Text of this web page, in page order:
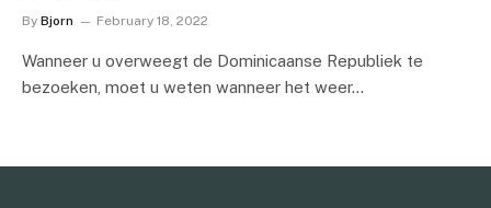
By Bjorn February 18, 2022
Wanneer u overweegt de Dominicaanse Republiek te
bezoeken, moet u weten wanneer het weer…